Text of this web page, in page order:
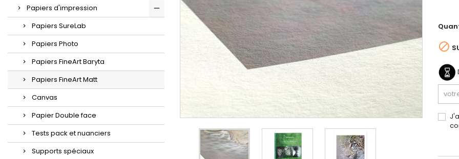
Papiers d'impression
Papiers SureLab
Papiers Photo
Papiers FineArt Baryta
Papiers FineArt Matt
Canvas
Papier Double face
Tests pack et nuanciers
Supports spéciaux
